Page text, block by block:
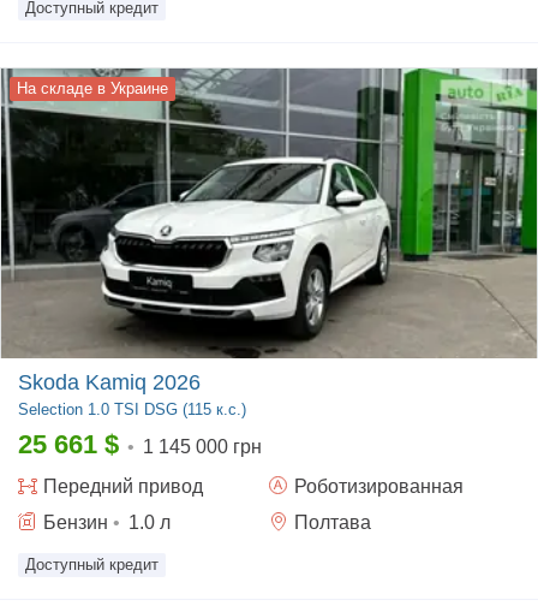
Доступный кредит
На складе в Украине
Skoda Kamiq 2026
Selection 1.0 TSI DSG (115 к.с.)
25 661 $ • 1 145 000 грн
Передний привод
Роботизированная
Бензин • 1.0 л Полтава
Доступный кредит